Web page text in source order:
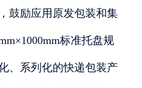
鼓励应用原发包装和集
标准托盘规
、系列化的快递包装产